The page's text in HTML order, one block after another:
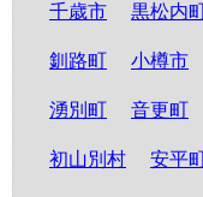
千歳市 黒松内
釧路町 小樽市
湧別町 音更町
初山別村 安平